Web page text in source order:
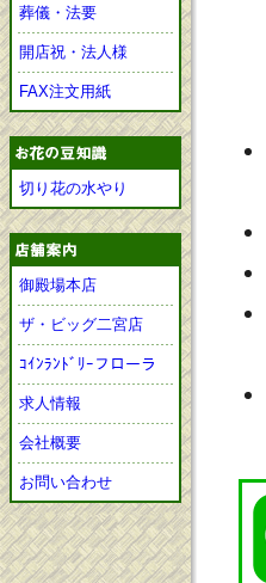
葬儀・法要
開店祝・法人様
FAX注文用紙
切り花の水やり
御殿場本店
ザ・ビッグ二宮店
ｺｲﾝﾗﾝﾄﾞﾘｰフローラ
求人情報
会社概要
お問い合わせ